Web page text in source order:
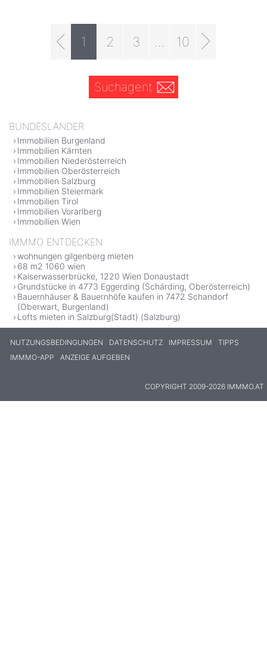
1 2 3 10
Suchagent
BUNDESLÄNDER
Immobilien Burgenland
Immobilien Kärnten
Immobilien Niederösterreich
Immobilien Oberösterreich
Immobilien Salzburg
Immobilien Steiermark
Immobilien Tirol
Immobilien Vorarlberg
Immobilien Wien
IMMMO ENTDECKEN
wohnungen gilgenberg mieten
68 m2 1060 wien
Kaiserwasserbrücke, 1220 Wien Donaustadt
Grundstücke in 4773 Eggerding (Schärding, Oberösterreich)
Bauernhäuser & Bauernhöfe kaufen in 7472 Schandorf
(Oberwart, Burgenland)
Lofts mieten in Salzburg(Stadt) (Salzburg)
NUTZUNGSBEDINGUNGEN DATENSCHUTZ IMPRESSUM
TIPPS
IMMMO-APP
ANZEIGE AUFGEBEN
COPYRIGHT 2009-2026 IMMMO.AT